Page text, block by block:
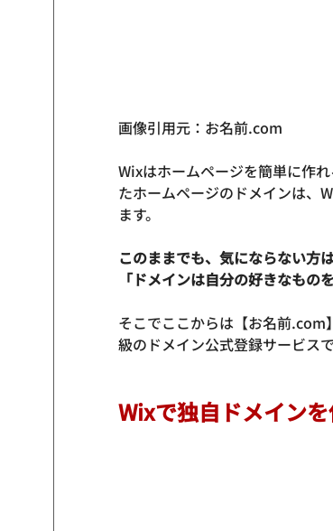
画像引用元：お名前.com
Wixはホームページを簡単に作
たホームページのドメインは
ます。
このままでも、気にならない方
「ドメインは自分の好きなもの
そこでここからは【お名前.com
級のドメイン公式登録サービス
Wixで独自ドメイン